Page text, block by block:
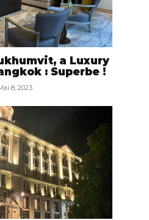
a Luxury
: Superbe !
8, 2023